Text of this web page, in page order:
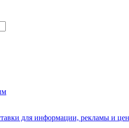
для информации, рекламы и